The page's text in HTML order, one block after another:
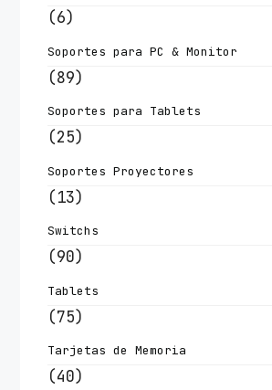
(6)
Soportes para PC & Monitor
(89)
Soportes para Tablets
(25)
Soportes Proyectores
(13)
Switchs
(90)
Tablets
(75)
Tarjetas de Memoria
(40)